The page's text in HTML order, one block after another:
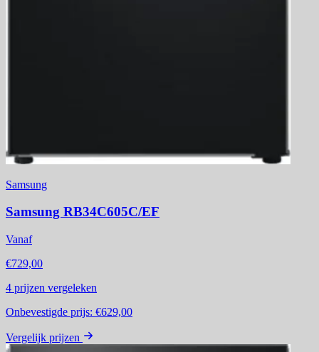
Samsung
Samsung RB34C605C/EF
Vanaf
€729,00
4 prijzen vergeleken
Onbevestigde prijs: €629,00
Vergelijk prijzen